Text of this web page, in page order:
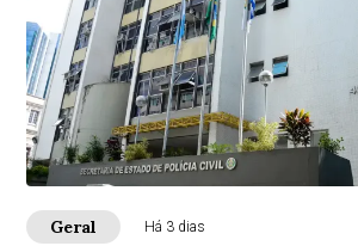
Geral Há 3 dias